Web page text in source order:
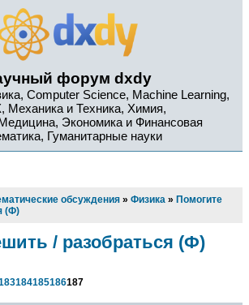
форум dxdy
Computer Science, Machine Learning,
Механика и Техника, Химия,
Экономика и Финансовая
Гуманитарные науки
обсуждения » Физика » Помогите
(Ф)
/ разобраться (Ф)
184185186187